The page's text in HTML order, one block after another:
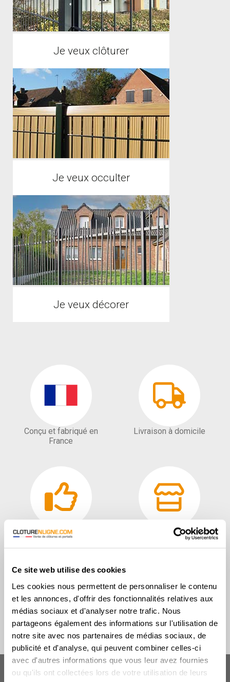
Ce site web utilise des cookies
Les cookies nous permettent de personnaliser le contenu
et les annonces, d'offrir des fonctionnalités relatives aux
médias sociaux et d'analyser notre trafic. Nous
partageons également des informations sur l'utilisation de
notre site avec nos partenaires de médias sociaux, de
publicité et d'analyse, qui peuvent combiner celles-ci
avec d'autres informations que vous leur avez fournies
ou qu'ils ont collectées lors de votre utilisation de leurs
Je veux clôturer
Je veux occulter
Je veux décorer
Conçu et fabriqué en
France
Livraison à domicile
10 points de retrait Vente directe fabricant
Coloris sur demande Devis personnalisé